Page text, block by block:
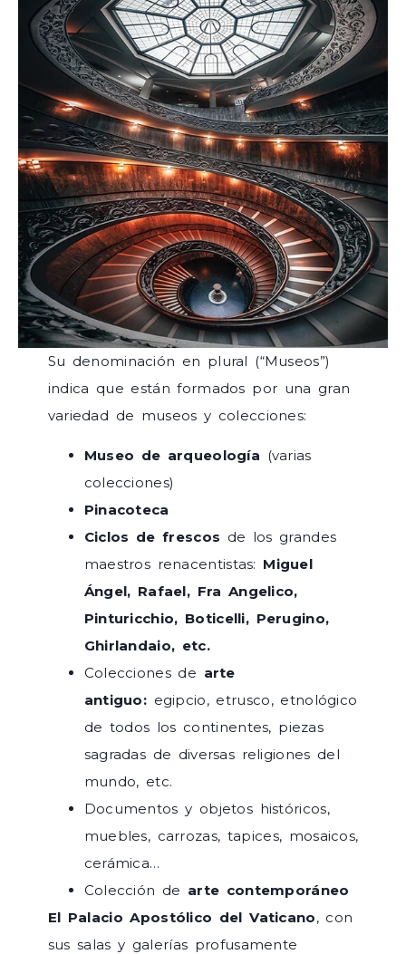
Su denominación en plural (“Museos”)
indica que están formados por una gran
variedad de museos y colecciones:
Museo de arqueología (varias
colecciones)
Pinacoteca
Ciclos de frescos de los grandes
maestros renacentistas: Miguel
Ángel, Rafael, Fra Angelico,
Pinturicchio, Boticelli, Perugino,
Ghirlandaio, etc.
Colecciones de arte
antiguo: egipcio, etrusco, etnológico
de todos los continentes, piezas
sagradas de diversas religiones del
mundo, etc.
Documentos y objetos históricos,
muebles, carrozas, tapices, mosaicos,
cerámica…
Colección de arte contemporáneo
El Palacio Apostólico del Vaticano, con
sus salas y galerías profusamente